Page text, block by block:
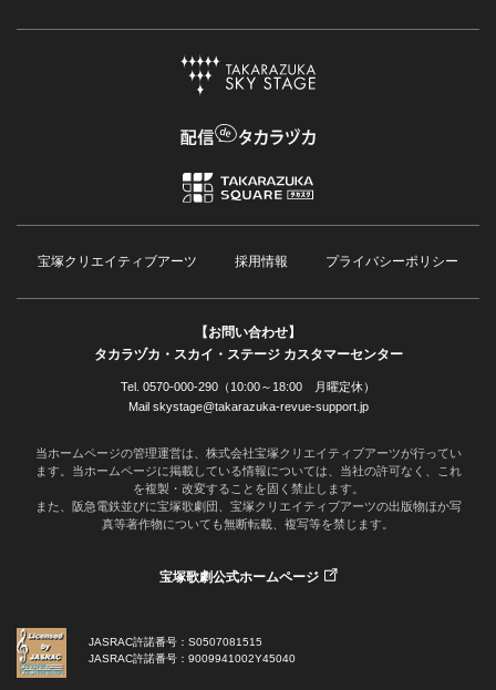
宝塚クリエイティブアーツ 採用情報 プライバシーポリシー
【お問い合わせ】
タカラヅカ・スカイ・ステージ カスタマーセンター
Tel. 0570-000-290（10:00～18:00 月曜定休）
Mail skystage@takarazuka-revue-support.jp
当ホームページの管理運営は、株式会社宝塚クリエイティブアーツが行ってい
ます。当ホームページに掲載している情報については、当社の許可なく、これ
を複製・改変することを固く禁止します。
また、阪急電鉄並びに宝塚歌劇団、宝塚クリエイティブアーツの出版物ほか写
真等著作物についても無断転載、複写等を禁じます。
宝塚歌劇公式ホームページ
JASRAC許諾番号：S0507081515
JASRAC許諾番号：9009941002Y45040